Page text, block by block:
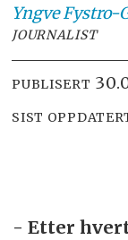
Yngve Fystro-
JOURNALIST
PUBLISERT
SIST
- Etter